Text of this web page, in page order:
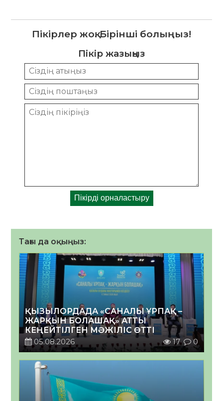
Пікірлер жоқ. Бірінші болыңыз!
Пікір жазыңыз
Тағы да оқыңыз:
ҚЫЗЫЛОРДАДА «САНАЛЫ ҰРПАҚ –
ЖАРҚЫН БОЛАШАҚ» АТТЫ
КЕҢЕЙТІЛГЕН МӘЖІЛІС ӨТТІ
05.08.2026
17 0